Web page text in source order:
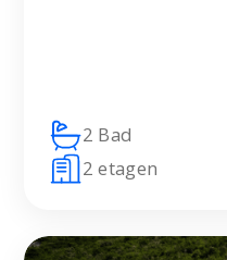
2 Bad
2 etagen